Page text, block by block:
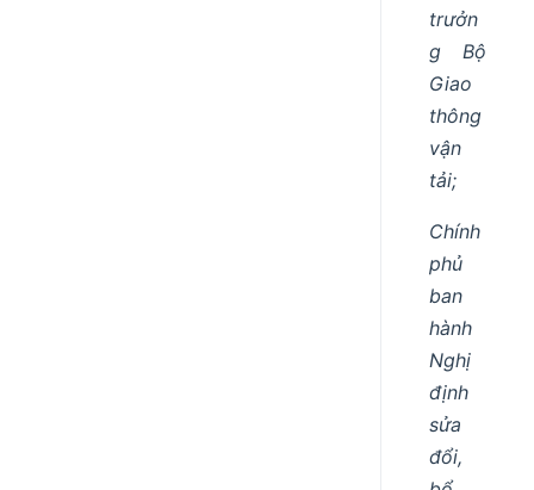
trưởn
g Bộ
Giao
thông
vận
tải;
Chính
phủ
ban
hành
Nghị
định
sửa
đổi,